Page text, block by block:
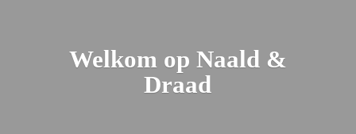
Welkom op Naald &
Draad